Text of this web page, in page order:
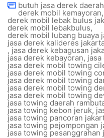
butuh jasa derek
derek mobil kemayoran,
derek mobil lebak bulus
derek mobil lebakbulus,
derek mobil lubang buaya
jasa derek kalideres
, jasa derek kebagusan
jasa derek kebayoran,
jasa derek mobil towing
jasa derek mobil towing
jasa derek mobil towing
jasa derek mobil towing
jasa derek mobil towing
jasa towing daerah
jasa towing kebon jeruk,
jasa towing pancoran
jasa towing pejompongan
jasa towing pesanggrahan